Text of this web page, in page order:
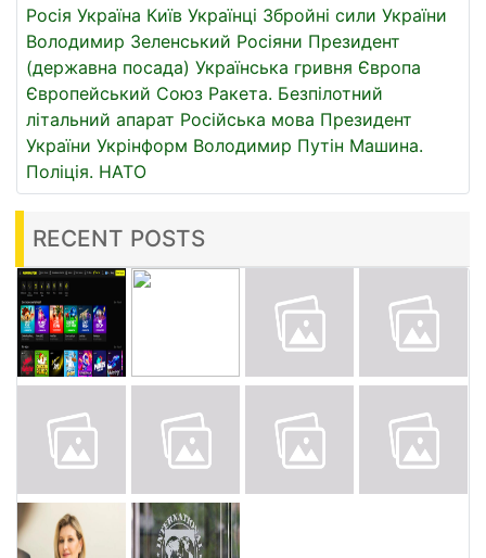
Росія Україна Київ Українці Збройні сили України
Володимир Зеленський Росіяни Президент
(державна посада) Українська гривня Європа
Європейський Союз Ракета. Безпілотний
літальний апарат Російська мова Президент
України Укрінформ Володимир Путін Машина.
Поліція. НАТО
RECENT POSTS